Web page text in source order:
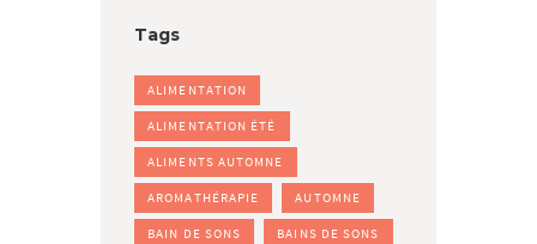
Tags
ALIMENTATION
ALIMENTATION ÉTÉ
ALIMENTS AUTOMNE
AROMATHÉRAPIE AUTOMNE
BAIN DE SONS BAINS DE SONS